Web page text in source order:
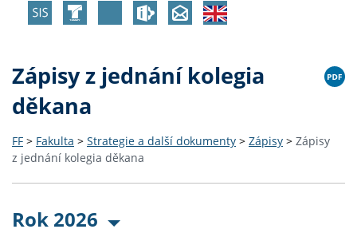
Zápisy z jednání kolegia
děkana
FF > Fakulta > Strategie a další dokumenty > Zápisy > Zápisy
z jednání kolegia děkana
Rok 2026